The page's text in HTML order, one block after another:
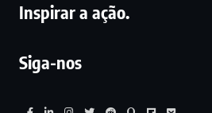
Inspirar a ação.
Siga-nos